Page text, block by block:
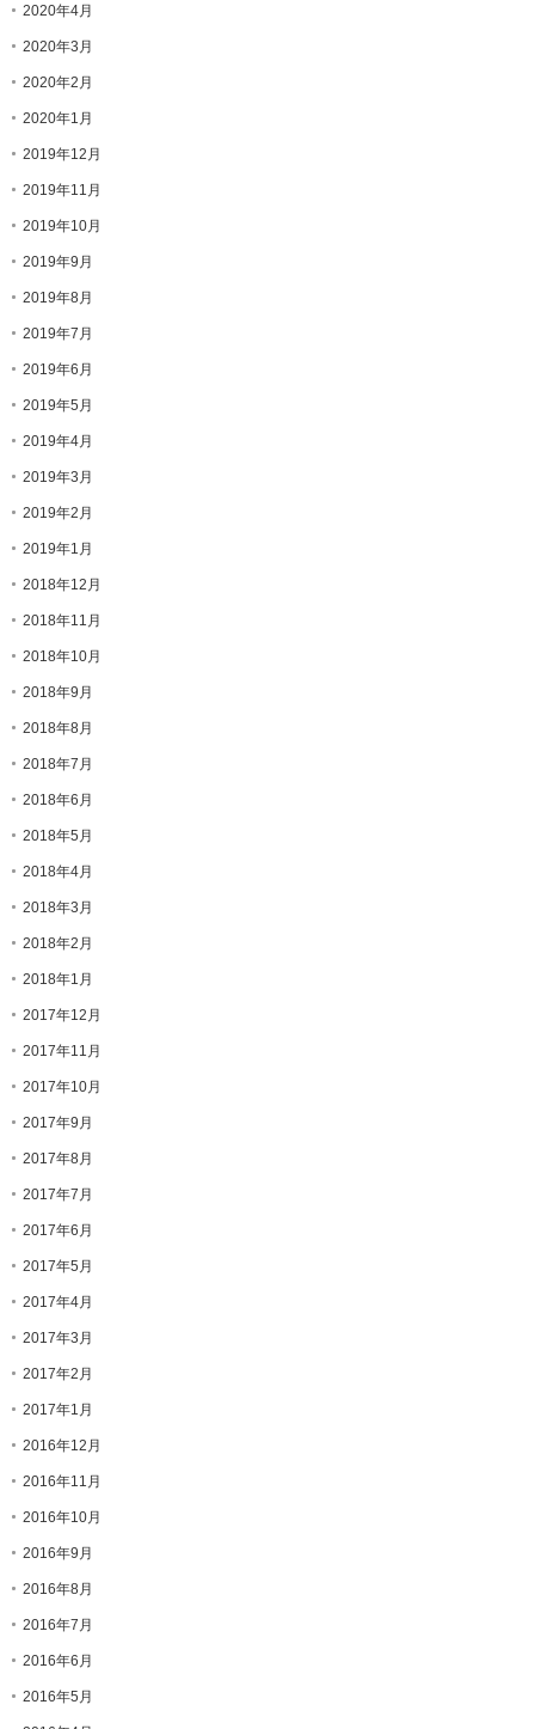
2020年4月
2020年3月
2020年2月
2020年1月
2019年12月
2019年11月
2019年10月
2019年9月
2019年8月
2019年7月
2019年6月
2019年5月
2019年4月
2019年3月
2019年2月
2019年1月
2018年12月
2018年11月
2018年10月
2018年9月
2018年8月
2018年7月
2018年6月
2018年5月
2018年4月
2018年3月
2018年2月
2018年1月
2017年12月
2017年11月
2017年10月
2017年9月
2017年8月
2017年7月
2017年6月
2017年5月
2017年4月
2017年3月
2017年2月
2017年1月
2016年12月
2016年11月
2016年10月
2016年9月
2016年8月
2016年7月
2016年6月
2016年5月